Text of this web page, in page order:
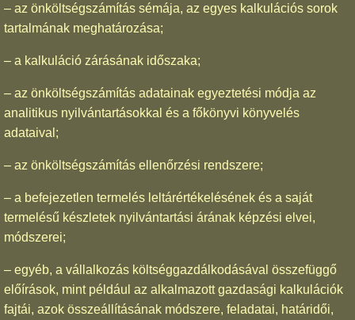
– az önköltségszámítás sémája, az egyes kalkulációs sorok
tartalmának meghatározása;
– a kalkuláció zárásának időszaka;
– az önköltségszámítás adatainak egyeztetési módja az
analitikus nyilvántartásokkal és a főkönyvi könyvelés
adataival;
– az önköltségszámítás ellenőrzési rendszere;
– a befejezetlen termelés leltárértékelésének és a saját
termelésű készletek nyilvántartási árának képzési elvei,
módszerei;
– egyéb, a vállalkozás költséggazdálkodásával összefüggő
előírások, mint például az alkalmazott gazdasági kalkulációk
fajtái, azok összeállításának módszere, feladatai, határidői,